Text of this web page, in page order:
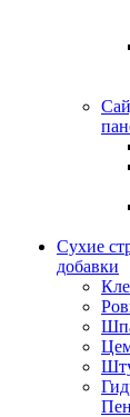
Сухие
добавки